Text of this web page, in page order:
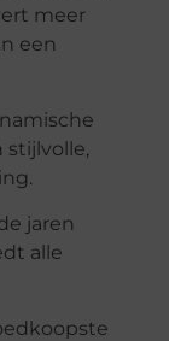
meer
een
stijlvolle,
jaren
alle